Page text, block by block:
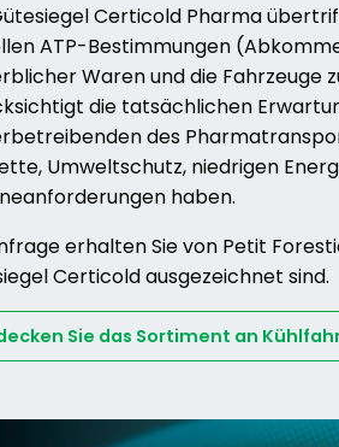
Certicold Pharma
ATP-Bestimmungen
Waren und die Fahrzeuge
die tatsächlichen
des
Umweltschutz, niedrigen
haben.
erhalten Sie von Petit
Certicold ausgezeichnet sind.
Sie das Sortiment an